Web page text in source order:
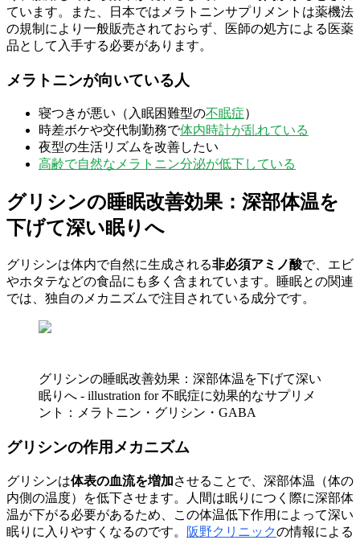
ています。また、日本ではメラトニンサプリメントは薬機法
の規制により一般販売されておらず、医師の処方による医薬
品として入手する必要があります。
メラトニンが向いている人
寝つきが悪い（入眠困難型の不眠症）
時差ボケや交代制勤務で体内時計が乱れている
夜型の生活リズムを改善したい
高齢で自然なメラトニン分泌が低下している
グリシンの睡眠改善効果：深部体温を
下げて深い眠りへ
グリシンは体内で自然に生成される非必須アミノ酸で、エビ
やホタテなどの食品にも多く含まれています。睡眠との関連
では、独自のメカニズムで注目されている成分です。
グリシンの睡眠改善効果：深部体温を下げて深い
眠りへ - illustration for 不眠症に効果的なサプリメ
ント：メラトニン・グリシン・GABA
グリシンの作用メカニズム
グリシンは体表の血流を増加させることで、深部体温（体の
内側の温度）を低下させます。人間は眠りにつく際に深部体
温が下がる必要があるため、この体温低下作用によって深い
眠りに入りやすくなるのです。
阪野クリニックの情報による